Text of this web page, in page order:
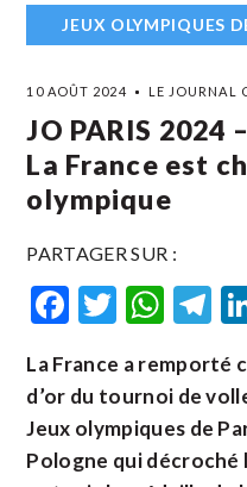
JEUX OLYMPIQUES
10 AOÛT 2024 LE JOURNAL
JO PARIS 2024
La France est
olympique
PARTAGER SUR :
Facebook
Twitter
La France a remporté
d’or du tournoi de
Jeux olympiques de
Pologne qui décroché